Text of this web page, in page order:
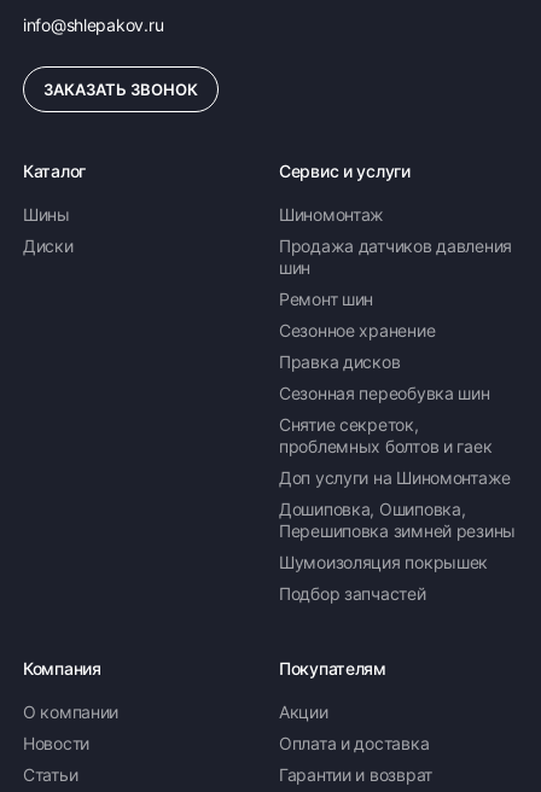
info@shlepakov.ru
ЗАКАЗАТЬ ЗВОНОК
Каталог
Шины
Диски
Сервис и услуги
Шиномонтаж
Продажа датчиков давления
шин
Ремонт шин
Сезонное хранение
Правка дисков
Сезонная переобувка шин
Снятие секреток,
проблемных болтов и гаек
Доп услуги на Шиномонтаже
Дошиповка, Ошиповка,
Перешиповка зимней резины
Шумоизоляция покрышек
Подбор запчастей
Компания
О компании
Новости
Статьи
Покупателям
Акции
Оплата и доставка
Гарантии и возврат